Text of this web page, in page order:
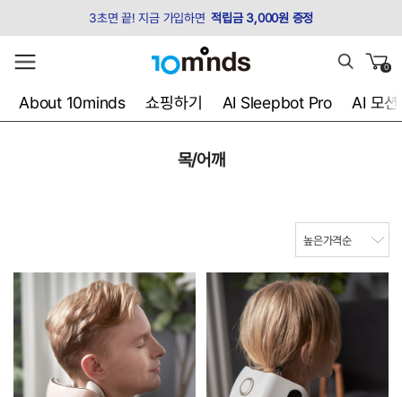
3초면 끝! 지금 가입하면 적립금 3,000원 증정
0
About 10minds 쇼핑하기 AI Sleepbot Pro AI 모션
목/어깨